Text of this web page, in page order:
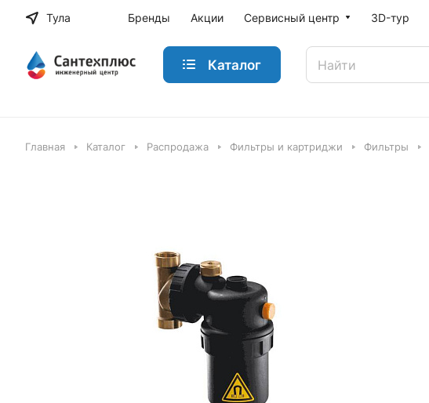
Тула Бренды Акции Сервисный центр 3D-тур
Каталог
Главная Каталог Распродажа Фильтры и картриджи Фильтры